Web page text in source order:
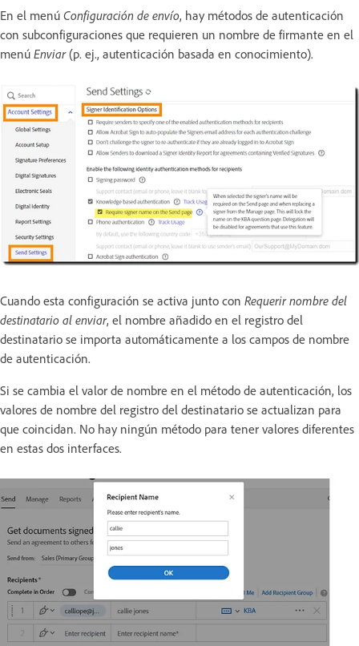
En el menú Configuración de envío, hay métodos de autenticación
con subconfiguraciones que requieren un nombre de firmante en el
menú Enviar(p. ej., autenticación basada en conocimiento).
Cuando esta configuración se activa junto con Requerir nombre del
destinatario al enviar, el nombre añadido en el registro del
destinatario se importa automáticamente a los campos de nombre
de autenticación.
Si se cambia el valor de nombre en el método de autenticación, los
valores de nombre del registro del destinatario se actualizan para
que coincidan. No hay ningún método para tener valores diferentes
en estas dos interfaces.